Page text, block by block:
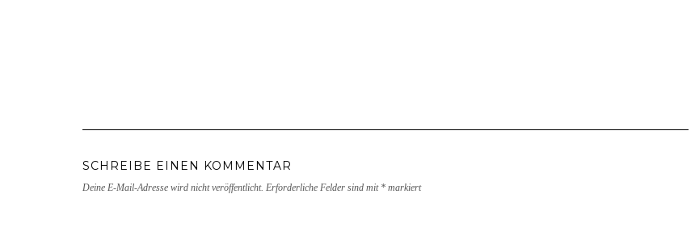
SCHREIBE EINEN KOMMENTAR
Deine E-Mail-Adresse wird nicht veröffentlicht. Erforderliche Felder sind mit * markiert